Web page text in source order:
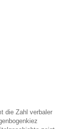
die Zahl verbaler